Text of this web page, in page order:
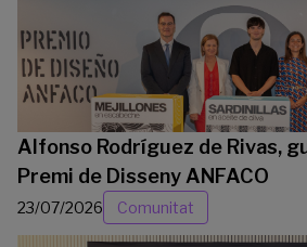
Alfonso Rodríguez de Rivas,
Premi de Disseny ANFACO
23/07/2026 Comunitat